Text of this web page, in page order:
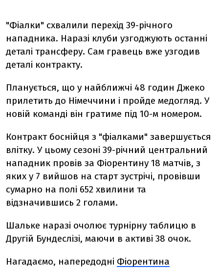
"Фіалки" схвалили перехід 39-річного
нападника. Наразі клуби узгоджують останні
деталі трансферу. Сам гравець вже узгодив
деталі контракту.
Планується, що у найближчі 48 годин Джеко
прилетить до Німеччини і пройде медогляд. У
новій команді він гратиме під 10-м номером.
Контракт боснійця з "фіалками" завершується
влітку. У цьому сезоні 39-річний центральний
нападник провів за Фіорентину 18 матчів, з
яких у 7 вийшов на старт зустрічі, провівши
сумарно на полі 652 хвилини та
відзначившись 2 голами.
Шальке наразі очолює турнірну таблицю в
Другій Бундеслізі, маючи в активі 38 очок.
Нагадаємо, напередодні Фіорентина